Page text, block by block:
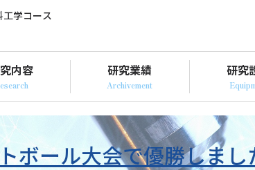
学コース
内容 研究業績 研究
ボール大会で優勝しま